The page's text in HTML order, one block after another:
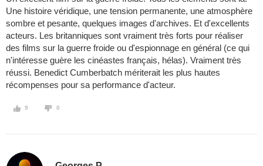
Une histoire véridique, une tension permanente, une atmosphère
sombre et pesante, quelques images d'archives. Et d'excellents
acteurs. Les britanniques sont vraiment très forts pour réaliser
des films sur la guerre froide ou d'espionnage en général (ce qui
n'intéresse guère les cinéastes français, hélas). Vraiment très
réussi. Benedict Cumberbatch mériterait les plus hautes
récompenses pour sa performance d'acteur.
9 0